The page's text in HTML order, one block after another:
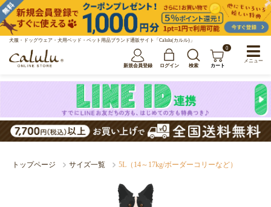
犬服・ドッグウェア・犬用ベッド・ペット用品ブランド通販サイト「Calulu(カルル)」
新規会員登録 ログイン 検索
0
カート
トップページ サイズ一覧 5L（14～17kg/ボーダーコリーなど）
メニュー